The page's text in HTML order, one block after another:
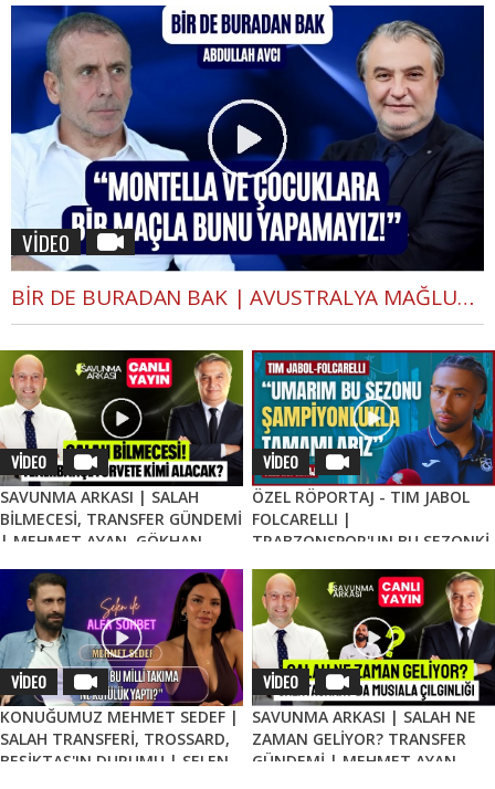
VİDEO
BİR DE BURADAN BAK | AVUSTRALYA MAĞLUBİYETİ, DÜNYA KUPASI, PARAGUAY MAÇI | ABDULLAH AVCI 1. BÖLÜM
VİDEO
SAVUNMA ARKASI | SALAH
BİLMECESİ, TRANSFER GÜNDEMİ
| MEHMET AYAN, GÖKHAN
VİDEO
ÖZEL RÖPORTAJ - TIM JABOL
FOLCARELLI |
TRABZONSPOR'UN BU SEZONKİ
TARZI
VİDEO
KONUĞUMUZ MEHMET SEDEF |
SALAH TRANSFERİ, TROSSARD,
BEŞİKTAŞ'IN DURUMU | SELEN
VİDEO
SAVUNMA ARKASI | SALAH NE
ZAMAN GELİYOR? TRANSFER
GÜNDEMİ | MEHMET AYAN,